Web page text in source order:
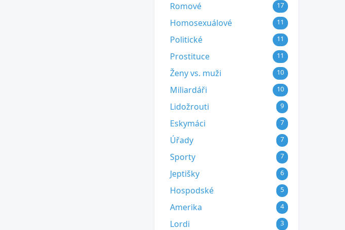
Romové 17
Homosexuálové 11
Politické 11
Prostituce 11
Ženy vs. muži 10
Miliardáři 10
Lidožrouti 9
Eskymáci 7
Úřady 7
Sporty 7
Jeptišky 6
Hospodské 5
Amerika 4
Lordi 3